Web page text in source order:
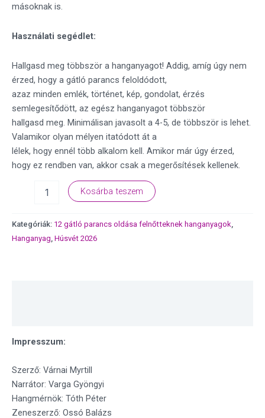
másoknak is.
Használati segédlet:
Hallgasd meg többször a hanganyagot! Addig, amíg úgy nem
érzed, hogy a gátló parancs feloldódott,
azaz minden emlék, történet, kép, gondolat, érzés
semlegesítődött, az egész hanganyagot többször
hallgasd meg. Minimálisan javasolt a 4-5, de többször is lehet.
Valamikor olyan mélyen itatódott át a
lélek, hogy ennél több alkalom kell. Amikor már úgy érzed,
hogy ez rendben van, akkor csak a megerősítések kellenek.
Kosárba teszem
Kategóriák: 12 gátló parancs oldása felnőtteknek hanganyagok,
Hanganyag, Húsvét 2026
Impresszum:
Szerző: Várnai Myrtill
Narrátor: Varga Gyöngyi
Hangmérnök: Tóth Péter
Zeneszerző: Ossó Balázs